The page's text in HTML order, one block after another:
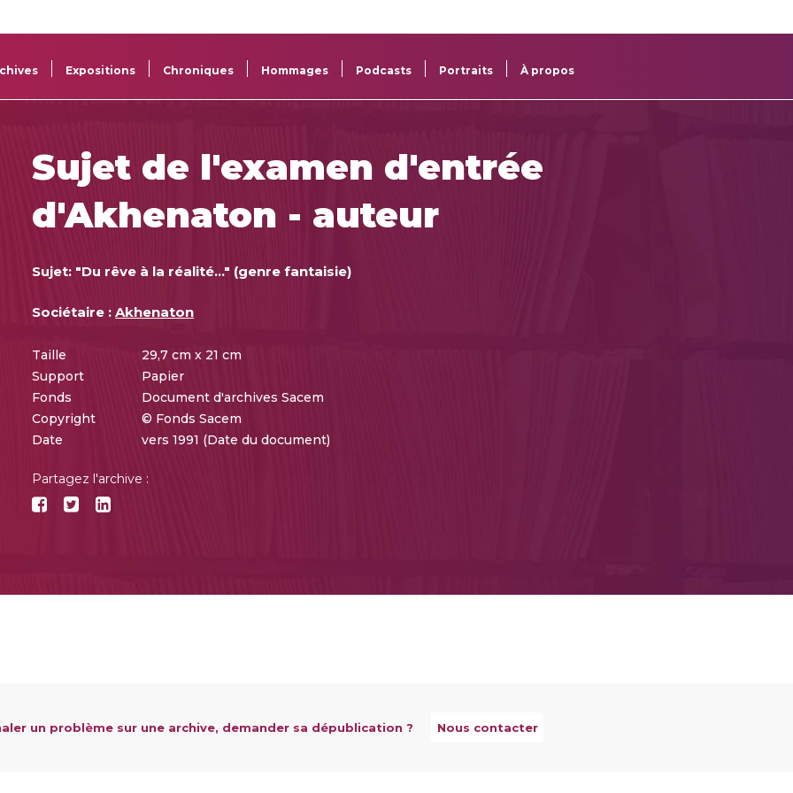
Sacem
projets
Sacem
des œuvres
Expositions Chroniques Hommages Podcasts Portraits À propos
Sujet de l'examen d'entrée
d'Akhenaton - auteur
Sujet: "Du rêve à la réalité..." (genre fantaisie)
Sociétaire : Akhenaton
Taille
29,7 cm x 21 cm
Support
Papier
Fonds
Document d'archives Sacem
Copyright
© Fonds Sacem
Date
vers 1991 (Date du document)
Partagez l'archive :
un problème sur une archive, demander sa dépublication ? Nous contacter